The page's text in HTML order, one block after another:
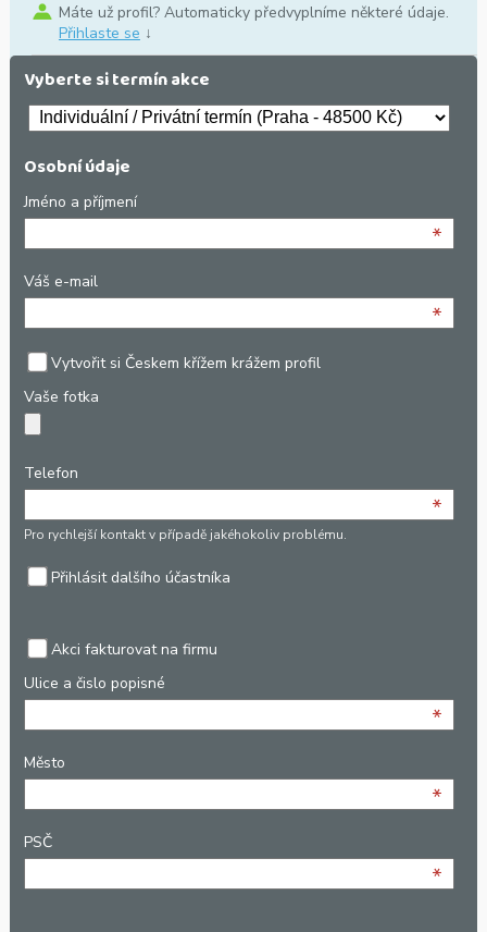
Máte už profil? Automaticky předvyplníme některé údaje.
Přihlaste se ↓
Vyberte si termín akce
Osobní údaje
Jméno a příjmení
*
Váš e-mail
*
Vytvořit si Českem křížem krážem profil
Vaše fotka
Telefon
*
Pro rychlejší kontakt v případě jakéhokoliv problému.
Přihlásit dalšího účastníka
Akci fakturovat na firmu
Ulice a čislo popisné
*
Město
*
PSČ
*